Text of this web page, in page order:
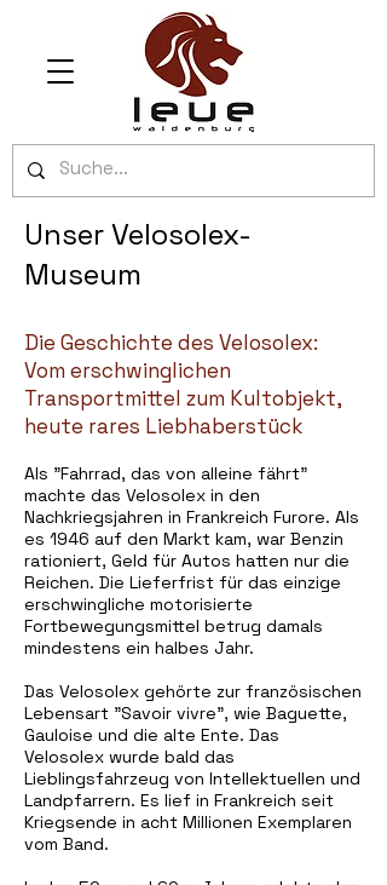
Unser Velosolex-
Museum
Die Geschichte des Velosolex:
Vom erschwinglichen
Transportmittel zum Kultobjekt,
heute rares Liebhaberstück
Als "Fahrrad, das von alleine fährt"
machte das Velosolex in den
Nachkriegsjahren in Frankreich Furore. Als
es 1946 auf den Markt kam, war Benzin
rationiert, Geld für Autos hatten nur die
Reichen. Die Lieferfrist für das einzige
erschwingliche motorisierte
Fortbewegungsmittel betrug damals
mindestens ein halbes Jahr.
Das Velosolex gehörte zur französischen
Lebensart "Savoir vivre", wie Baguette,
Gauloise und die alte Ente. Das
Velosolex wurde bald das
Lieblingsfahrzeug von Intellektuellen und
Landpfarrern. Es lief in Frankreich seit
Kriegsende in acht Millionen Exemplaren
vom Band.